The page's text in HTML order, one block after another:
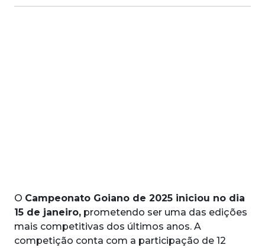
O Campeonato Goiano de 2025 iniciou no dia
15 de janeiro, prometendo ser uma das edições
mais competitivas dos últimos anos. A
competição conta com a participação de 12